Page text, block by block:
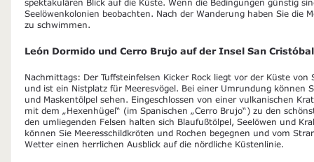
spektakulären Blick auf die Küste. Wenn die Bedingungen günstig
Seelöwenkolonien beobachten. Nach der Wanderung haben Sie die
zu schwimmen.
León Dormido und Cerro Brujo auf der Insel San Cristóbal
Nachmittags: Der Tuffsteinfelsen Kicker Rock liegt vor der Küste von
und ist ein Nistplatz für Meeresvögel. Bei einer Umrundung können
und Maskentölpel sehen. Eingeschlossen von einer vulkanischen
mit dem „Hexenhügel“ (im Spanischen „Cerro Brujo“) zu den
den umliegenden Felsen halten sich Blaufußtölpel, Seelöwen und
können Sie Meeresschildkröten und Rochen begegnen und vom
Wetter einen herrlichen Ausblick auf die nördliche Küstenlinie.